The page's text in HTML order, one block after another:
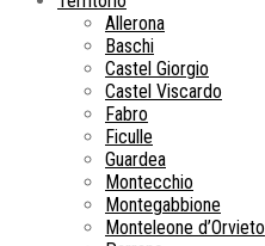
Allerona
Baschi
Castel Giorgio
Castel Viscardo
Fabro
Ficulle
Guardea
Montecchio
Montegabbione
Monteleone d’Orvieto